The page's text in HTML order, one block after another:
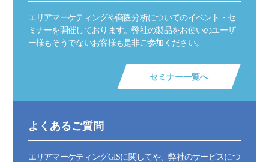
エリアマーケティングや商圏分析についてのイベント・セ
ミナーを開催しております。弊社の製品をお使いのユーザ
ー様もそうでないお客様も是非ご参加ください。
セミナー一覧へ
よくあるご質問
エリアマーケティングGISに関してや、弊社のサービスにつ